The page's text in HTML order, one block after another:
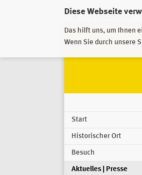
Diese Webseite
Das hilft uns, um Ihnen
Wenn Sie durch unsere
Start
Historischer Ort
Besuch
Aktuelles | Presse